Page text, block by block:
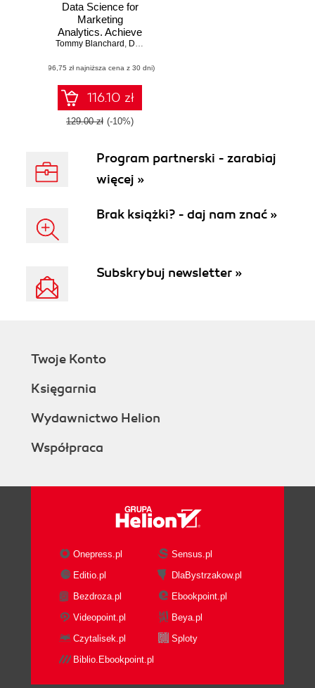
Data Science for
Marketing
Analytics. Achieve
your marketing
analytics power of
Python
Tommy Blanchard , Debasish Behera
(96,75 zł najniższa cena z 30 dni)
116.10 zł
129.00 zł (-10%)
Program partnerski - zarabiaj
więcej »
Brak książki? - daj nam znać »
Subskrybuj newsletter »
Twoje Konto
Księgarnia
Wydawnictwo Helion
Współpraca
Onepress.pl
Sensus.pl
Editio.pl
DlaBystrzakow.pl
Bezdroza.pl
Ebookpoint.pl
Videopoint.pl
Beya.pl
Czytalisek.pl
Sploty
Biblio.Ebookpoint.pl